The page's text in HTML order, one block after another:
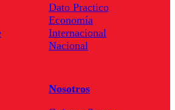
Dato Practico
Economía
Internacional
Nacional
Nosotros